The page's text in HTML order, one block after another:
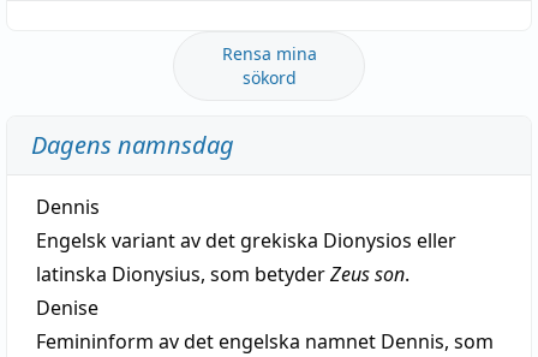
Rensa mina
sökord
Dagens namnsdag
Dennis
Engelsk variant av det grekiska Dionysios eller
latinska Dionysius, som betyderZeus son.
Denise
Femininform av det engelska namnet Dennis, som